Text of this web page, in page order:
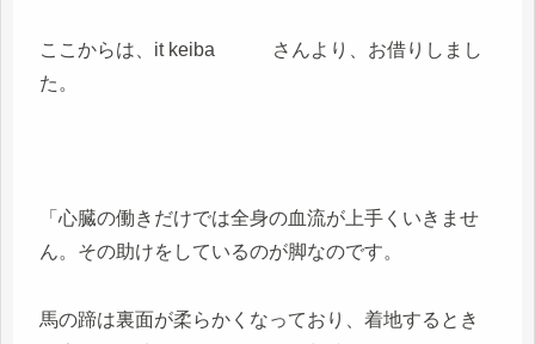
ここからは、it keiba さんより、お借りしまし
た。
「心臓の働きだけでは全身の血流が上手くいきませ
ん。その助けをしているのが脚なのです。
馬の蹄は裏面が柔らかくなっており、着地するとき